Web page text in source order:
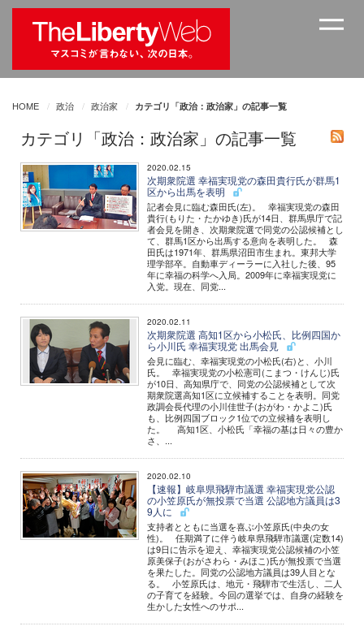
HOME 政治 政治家 カテゴリ「政治：政治家」の記事一覧
カテゴリ「政治：政治家」の記事一覧
2020.02.15
次期衆院選 幸福実現党の森田貴行氏が群馬1
区から出馬を表明
記者会見に臨む森田氏(左)。 幸福実現党の森田
貴行(もりた・たかゆき)氏が14日、群馬県庁で記
者会見を開き、次期衆院選で同党の公認候補とし
て、群馬1区から出馬する意向を表明した。 森
田氏は1971年、群馬県沼田市生まれ。東邦大学
理学部卒。自動車ディーラーに入社した後、95
年に幸福の科学へ入局。2009年に幸福実現党に
入党。現在、同党...
2020.02.11
次期衆院選 高知1区から小松氏、比例四国か
ら小川氏 幸福実現党 出馬会見
会見に臨む、幸福実現党の小松氏(右)と、小川
氏。 幸福実現党の小松憲司(こまつ・けんじ)氏
が10日、高知県庁で、同党の公認候補として次
期衆院選高知1区に立候補することを表明。同党
政調会長代理の小川佳世子(おがわ・かよこ)氏
も、比例四国ブロック1位での立候補を表明し
た。 高知1区、小松氏「幸福の基は日々の豊か
さ、...
2020.02.10
【速報】岐阜県飛騨市議選 幸福実現党公認
の小笠原氏が無投票で当選 公認地方議員は3
9人に
支持者とともに当選を喜ぶ小笠原氏(中央の女
性)。 任期満了に伴う岐阜県飛騨市議選(定数14)
は9日に告示を迎え、幸福実現党公認候補の小笠
原美保子(おがさわら・みほこ)氏が無投票で当選
を果たした。同党の公認地方議員は39人目とな
る。 小笠原氏は、地元・飛騨市で生活し、二人
の子育てを経験。今回の選挙では、自身の経験を
生かした女性へのサポ...